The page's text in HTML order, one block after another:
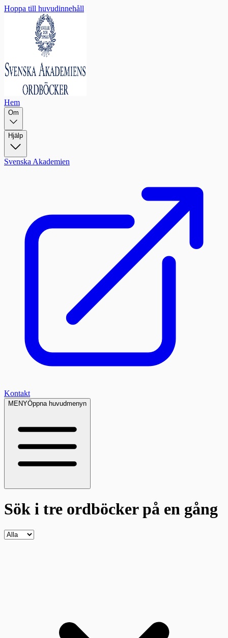
Hoppa till huvudinnehåll
Hem
Om
Hjälp
Svenska Akademien
Kontakt
MENYÖppna huvudmenyn
Sök i tre ordböckerpå en gång